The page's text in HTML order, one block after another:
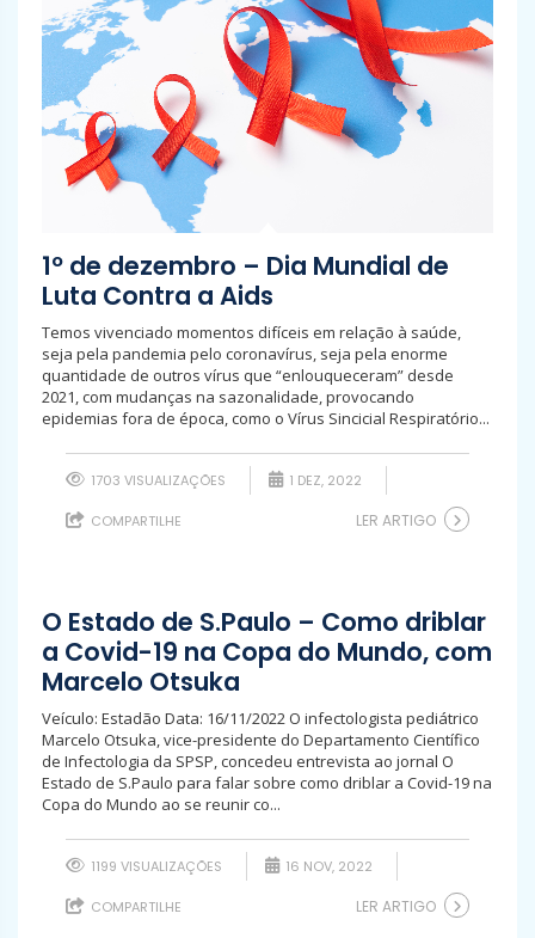
1º de dezembro – Dia Mundial de
Luta Contra a Aids
Temos vivenciado momentos difíceis em relação à saúde,
seja pela pandemia pelo coronavírus, seja pela enorme
quantidade de outros vírus que “enlouqueceram” desde
2021, com mudanças na sazonalidade, provocando
epidemias fora de época, como o Vírus Sincicial Respiratório...
1703 VISUALIZAÇÕES 1 DEZ, 2022
COMPARTILHE LER ARTIGO
O Estado de S.Paulo – Como driblar
a Covid-19 na Copa do Mundo, com
Marcelo Otsuka
Veículo: Estadão Data: 16/11/2022 O infectologista pediátrico
Marcelo Otsuka, vice-presidente do Departamento Científico
de Infectologia da SPSP, concedeu entrevista ao jornal O
Estado de S.Paulo para falar sobre como driblar a Covid-19 na
Copa do Mundo ao se reunir co...
1199 VISUALIZAÇÕES 16 NOV, 2022
COMPARTILHE LER ARTIGO